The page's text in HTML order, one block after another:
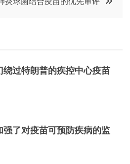
绕过特朗普的疾控中心疫苗
强了对疫苗可预防疾病的监